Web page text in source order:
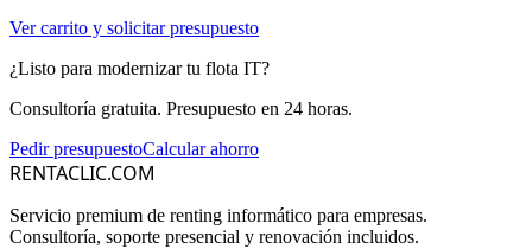
Ver carrito y solicitar presupuesto
¿Listo para modernizar tu flota IT?
Consultoría gratuita. Presupuesto en 24 horas.
Pedir presupuestoCalcular ahorro
RENTACLIC.COM
Servicio premium de renting informático para empresas.
Consultoría, soporte presencial y renovación incluidos.